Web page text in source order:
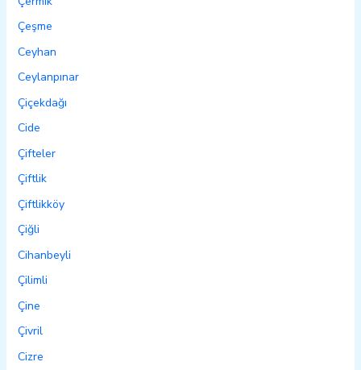
Çeşme
Ceyhan
Ceylanpınar
Çiçekdağı
Cide
Çifteler
Çiftlik
Çiftlikköy
Çiğli
Cihanbeyli
Çilimli
Çine
Çivril
Cizre